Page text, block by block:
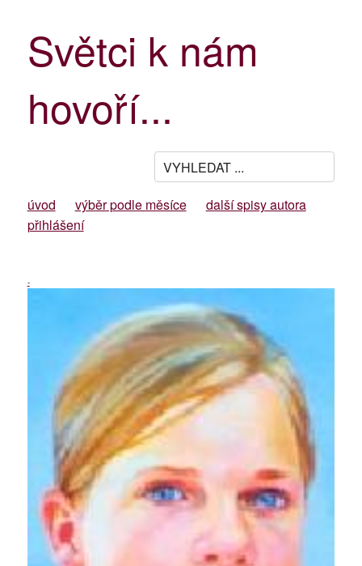
Světci k nám
hovoří...
úvod výběr podle měsíce
další spisy autora
přihlášení
-